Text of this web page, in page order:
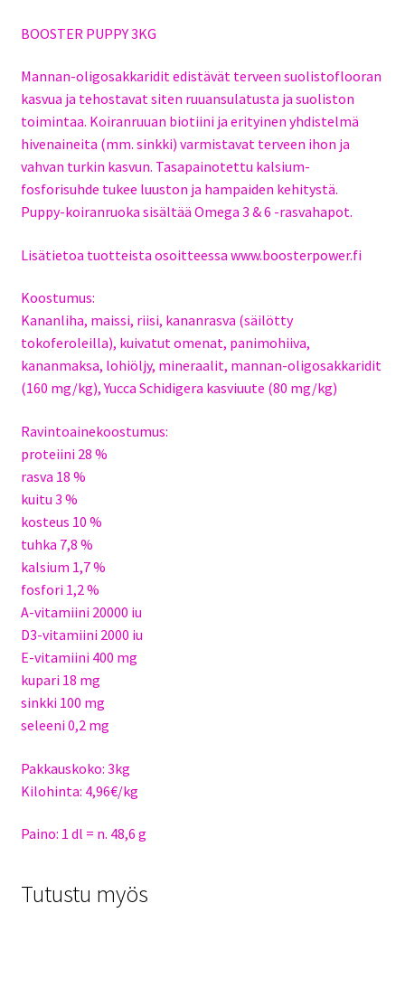
BOOSTER PUPPY 3KG
Mannan-oligosakkaridit edistävät terveen suolistoflooran
kasvua ja tehostavat siten ruuansulatusta ja suoliston
toimintaa. Koiranruuan biotiini ja erityinen yhdistelmä
hivenaineita (mm. sinkki) varmistavat terveen ihon ja
vahvan turkin kasvun. Tasapainotettu kalsium-
fosforisuhde tukee luuston ja hampaiden kehitystä.
Puppy-koiranruoka sisältää Omega 3 & 6 -rasvahapot.
Lisätietoa tuotteista osoitteessa www.boosterpower.fi
Koostumus:
Kananliha, maissi, riisi, kananrasva (säilötty
tokoferoleilla), kuivatut omenat, panimohiiva,
kananmaksa, lohiöljy, mineraalit, mannan-oligosakkaridit
(160 mg/kg), Yucca Schidigera kasviuute (80 mg/kg)
Ravintoainekoostumus:
proteiini 28 %
rasva 18 %
kuitu 3 %
kosteus 10 %
tuhka 7,8 %
kalsium 1,7 %
fosfori 1,2 %
A-vitamiini 20000 iu
D3-vitamiini 2000 iu
E-vitamiini 400 mg
kupari 18 mg
sinkki 100 mg
seleeni 0,2 mg
Pakkauskoko: 3kg
Kilohinta: 4,96€/kg
Paino: 1 dl = n. 48,6 g
Tutustu myös